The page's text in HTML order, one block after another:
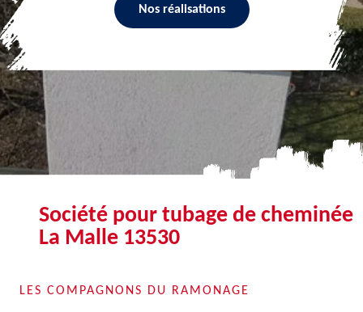
Nos réalisations
Société pour tubage de cheminée
La Malle 13530
LES COMPAGNONS DU RAMONAGE